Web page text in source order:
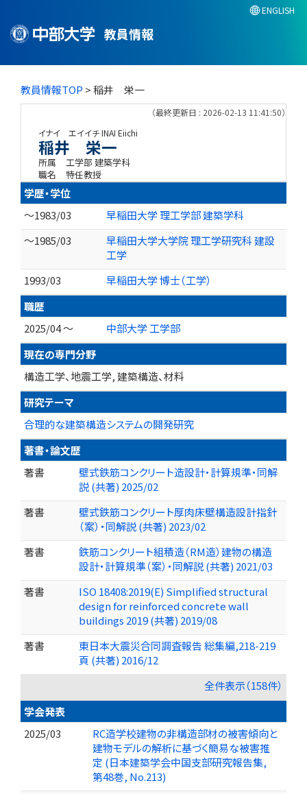
教員情報
ENGLISH
教員情報TOP > 稲井 栄一
（最終更新日 : 2026-02-13 11:41:50）
イナイ エイイチINAI Eiichi
稲井 栄一
所属
工学部 建築学科
職名
特任教授
学歴・学位
～1983/03
早稲田大学 理工学部 建築学科
～1985/03
早稲田大学大学院 理工学研究科 建設
工学
1993/03
早稲田大学 博士（工学）
職歴
2025/04 ～
中部大学 工学部
現在の専門分野
構造工学、地震工学, 建築構造、材料
研究テーマ
合理的な建築構造システムの開発研究
著書・論文歴
著書
壁式鉄筋コンクリート造設計・計算規準・同解
説 (共著) 2025/02
著書
壁式鉄筋コンクリート厚肉床壁構造設計指針
（案）・同解説 (共著) 2023/02
著書
鉄筋コンクリート組積造（RM造）建物の構造
設計・計算規準（案）・同解説 (共著) 2021/03
著書
ISO 18408:2019(E) Simplified structural
design for reinforced concrete wall
buildings 2019 (共著) 2019/08
著書
東日本大震災合同調査報告 総集編,218-219
頁 (共著) 2016/12
全件表示（158件）
学会発表
2025/03
RC造学校建物の非構造部材の被害傾向と
建物モデルの解析に基づく簡易な被害推
定 (日本建築学会中国支部研究報告集,
第48巻, No.213)